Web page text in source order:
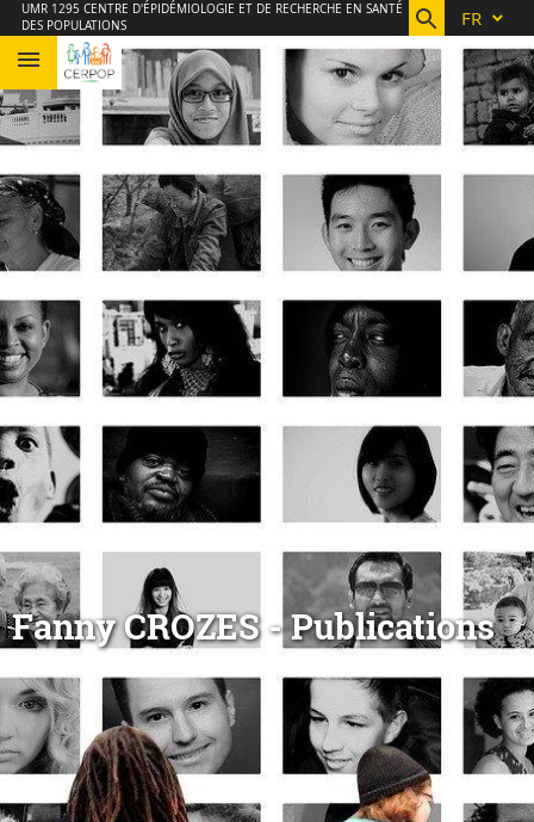
Aller
au
contenu
Navigation
Accès
directs
Connexion
UMR 1295 CENTRE D'ÉPIDÉMIOLOGIE ET DE RECHERCHE EN SANTÉ
DES POPULATIONS
FR
Fanny CROZES - Publications